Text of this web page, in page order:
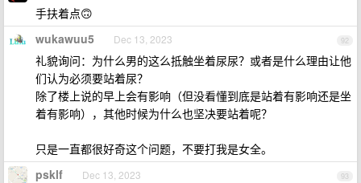
手扶着点🙃
92
wukawuu5 Dec 13, 2023
礼貌询问：为什么男的这么抵触坐着尿尿？或者是什么理由让他
们认为必须要站着尿？
除了楼上说的早上会有影响（但没看懂到底是站着有影响还是坐
着有影响），其他时候为什么也坚决要站着呢？
只是一直都很好奇这个问题，不要打我是女全。
93
psklf Dec 13, 2023